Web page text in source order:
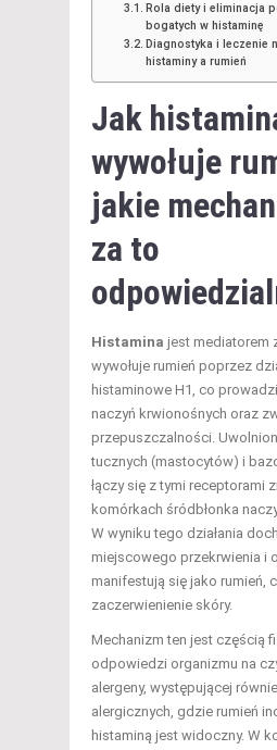
Rola diety i eliminacja
bogatych w histaminę
Diagnostyka i leczenie
histaminy a rumień
Jak
wywołuje
jakie
za to
Histamina jest mediatorem
wywołuje rumień poprzez
histaminowe H1, co
naczyń krwionośnych oraz
przepuszczalności.
tucznych (mastocytów) i
łączy się z tymi receptorami
komórkach śródbłonka
W wyniku tego działania
miejscowego przekrwienia i
manifestują się jako rumień,
zaczerwienienie skóry.
Mechanizm ten jest częścią
odpowiedzi organizmu na
alergeny, występującej
alergicznych, gdzie rumień
histaminą jest widoczny. W